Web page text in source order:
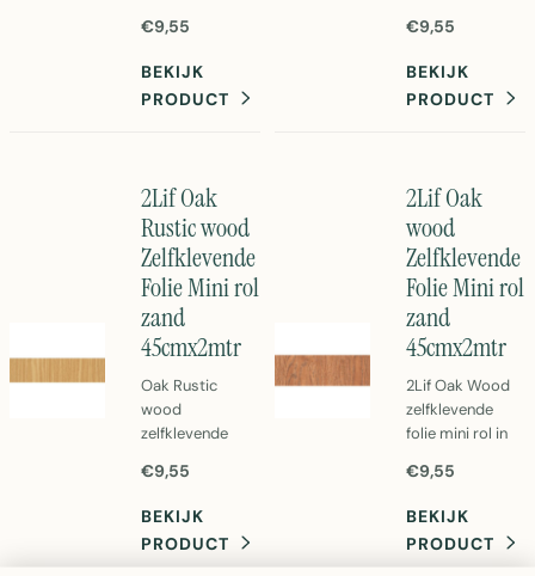
45cm x 2 meter.
brengen PVC
folie voor
decoratie.
€9,55
BEKIJK
PRODUCT
Mini rol van
PVC. Eenvoudig
aan te brengen
€9,55
BEKIJK
PRODUCT
2Lif Oak
Rustic wood
Zelfklevende
Folie Mini rol
zand
45cmx2mtr
Oak Rustic
wood
zelfklevende
kleur. PVC mini
meter.
Gemakkelijk aan
€9,55
BEKIJK
PRODUCT
2Lif Oak
wood
Zelfklevende
Folie Mini rol
zand
45cmx2mtr
2Lif Oak Wood
zelfklevende
folie mini rol in
x 2 meter PVC
decoratie en
bescherming.
€9,55
BEKIJK
PRODUCT